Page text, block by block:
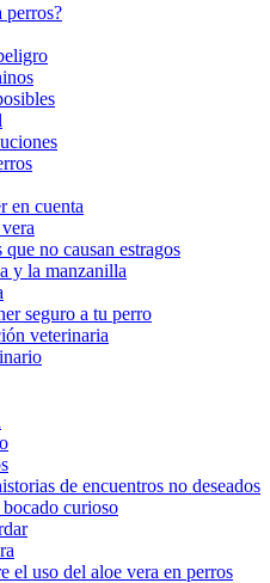
perros?
en cuenta
no causan estragos
y la manzanilla
seguro a tu perro
veterinaria
de encuentros no deseados
curioso
el uso del aloe vera en perros